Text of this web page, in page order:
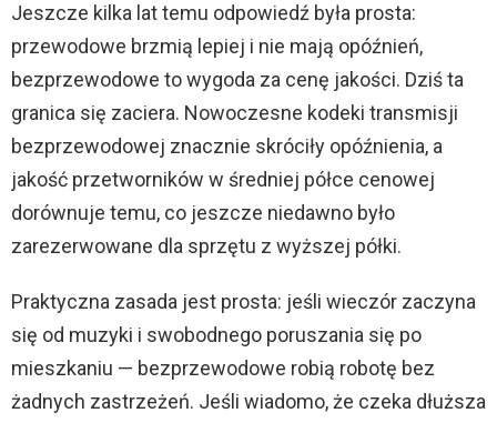
Jeszcze kilka lat temu odpowiedź była prosta:
przewodowe brzmią lepiej i nie mają opóźnień,
bezprzewodowe to wygoda za cenę jakości. Dziś ta
granica się zaciera. Nowoczesne kodeki transmisji
bezprzewodowej znacznie skróciły opóźnienia, a
jakość przetworników w średniej półce cenowej
dorównuje temu, co jeszcze niedawno było
zarezerwowane dla sprzętu z wyższej półki.
Praktyczna zasada jest prosta: jeśli wieczór zaczyna
się od muzyki i swobodnego poruszania się po
mieszkaniu — bezprzewodowe robią robotę bez
żadnych zastrzeżeń. Jeśli wiadomo, że czeka dłuższa